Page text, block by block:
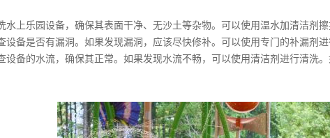
水上乐园设备，确保其表面干净、无沙土等杂物。可以使用温水加清洁剂
设备是否有漏洞。如果发现漏洞，应该尽快修补。可以使用专门的补漏剂进
设备的水流，确保其正常。如果发现水流不畅，可以使用清洁剂进行清洗